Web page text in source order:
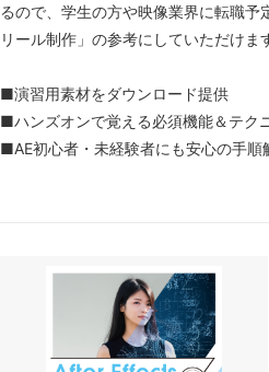
るので、学生の方や映像業界に転職
リール制作」の参考にしていただけま
■演習用素材をダウンロード提供
■ハンズオンで覚える必須機能＆テク
■AE初心者・未経験者にも安心の手順